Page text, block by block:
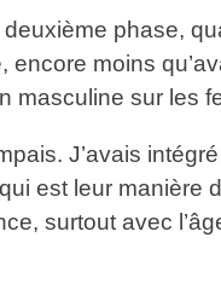
phase,
encore moins
masculine sur les
J’avais
est leur manière
surtout avec